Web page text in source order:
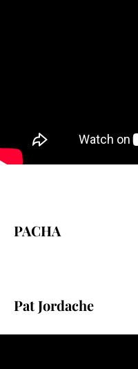
PACHA
Pat Jordache